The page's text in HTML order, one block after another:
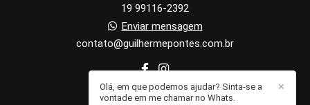
19 99116-2392
Enviar mensagem
contato@guilhermepontes.com.br
✕
Olá, em que podemos ajudar? Sinta-se a
vontade em me chamar no Whats.